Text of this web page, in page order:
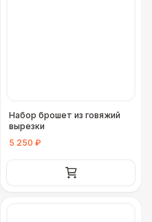
Набор брошет из говяжий
вырезки
5 250 ₽